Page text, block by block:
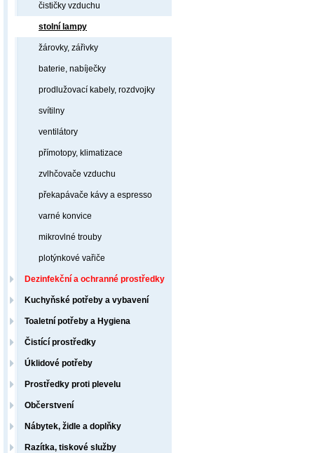
čističky vzduchu
stolní lampy
žárovky, zářivky
baterie, nabíječky
prodlužovací kabely, rozdvojky
svítilny
ventilátory
přímotopy, klimatizace
zvlhčovače vzduchu
překapávače kávy a espresso
varné konvice
mikrovlné trouby
plotýnkové vařiče
Dezinfekční a ochranné prostředky
Kuchyňské potřeby a vybavení
Toaletní potřeby a Hygiena
Čistící prostředky
Úklidové potřeby
Prostředky proti plevelu
Občerstvení
Nábytek, židle a doplňky
Razítka, tiskové služby